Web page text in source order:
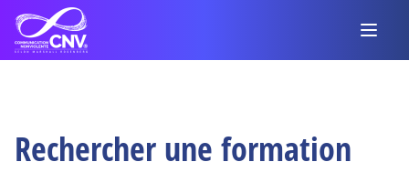
Rechercher une formation